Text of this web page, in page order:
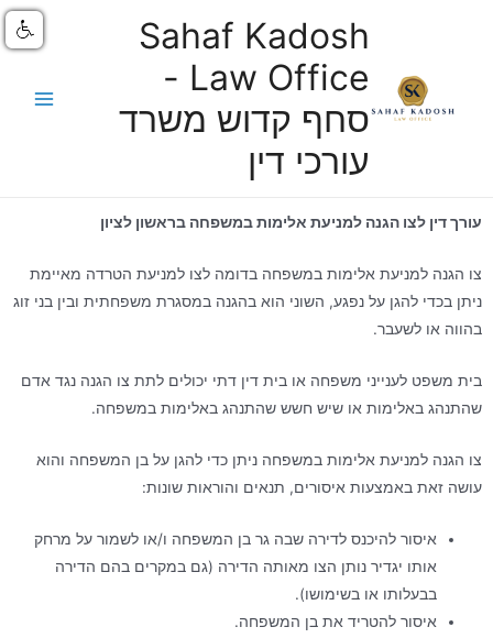
Sahaf Kadosh
Law Office -
סחף קדוש משרד
עורכי דין
עורך דין לצו הגנה למניעת אלימות במשפחה בראשון לציון
צו הגנה למניעת אלימות במשפחה בדומה לצו למניעת הטרדה מאיימת
ניתן בכדי להגן על נפגע, השוני הוא בהגנה במסגרת משפחתית ובין בני זוג
בהווה או לשעבר.
בית משפט לענייני משפחה או בית דין דתי יכולים לתת צו הגנה נגד אדם
שהתנהג באלימות או שיש חשש שהתנהג באלימות במשפחה.
צו הגנה למניעת אלימות במשפחה ניתן כדי להגן על בן המשפחה והוא
עושה זאת באמצעות איסורים, תנאים והוראות שונות:
איסור להיכנס לדירה שבה גר בן המשפחה ו/או לשמור על מרחק
אותו יגדיר נותן הצו מאותה הדירה (גם במקרים בהם הדירה
בבעלותו או בשימושו).
איסור להטריד את בן המשפחה.